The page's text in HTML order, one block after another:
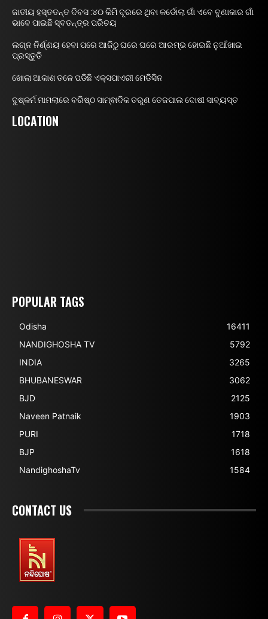
ଜାତୀୟ ହସ୍ତତନ୍ତ ଦିବସ :୪୦ କିମି ଦୂରରେ ଥିବା କର୍ଡୋଲା ଗାଁ ଏବେ ବୁଣାକାର ଗାଁ
ଭାବେ ପାଇଛି ସ୍ବତନ୍ତ୍ର ପରିଚୟ
ଲଗ୍ନ ନିର୍ଣ୍ଣୟ ହେବା ପରେ ଆଜିଠୁ ଘରେ ଘରେ ଆରମ୍ଭ ହୋଇଛି ନୁଆଁଖାଇ
ପ୍ରସ୍ତୁତି
ଖୋଲା ଆକାଶ ତଳେ ପଡିଛି ଏକ୍ସପାଏରୀ ମେଡିସିନ
ଦୁଷ୍କର୍ମ ମାମଲାରେ ବରିଷ୍ଠ ସାମ୍ଵାଦିକ ତରୁଣ ତେଜପାଲ ଦୋଷୀ ସାବ୍ୟସ୍ତ
LOCATION
POPULAR TAGS
Odisha
16411
NANDIGHOSHA TV
5792
INDIA
3265
BHUBANESWAR
3062
BJD
2125
Naveen Patnaik
1903
PURI
1718
BJP
1618
NandighoshaTv
1584
CONTACT US